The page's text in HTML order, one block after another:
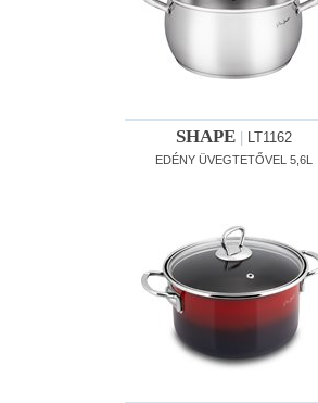
SHAPE| LT1162
EDÉNY ÜVEGTETŐVEL 5,6L